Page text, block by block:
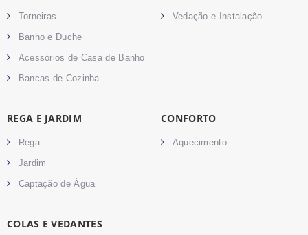
Torneiras
Banho e Duche
Acessórios de Casa de Banho
Bancas de Cozinha
Vedação e Instalação
REGA E JARDIM
Rega
Jardim
Captação de Água
CONFORTO
Aquecimento
COLAS E VEDANTES